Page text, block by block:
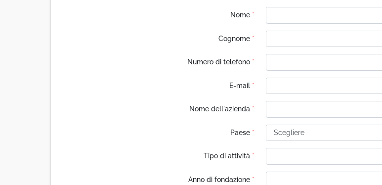
Nome *
Cognome *
Numero di telefono *
E-mail *
Nome dell'azienda *
Paese *
Tipo di attività *
Anno di fondazione *